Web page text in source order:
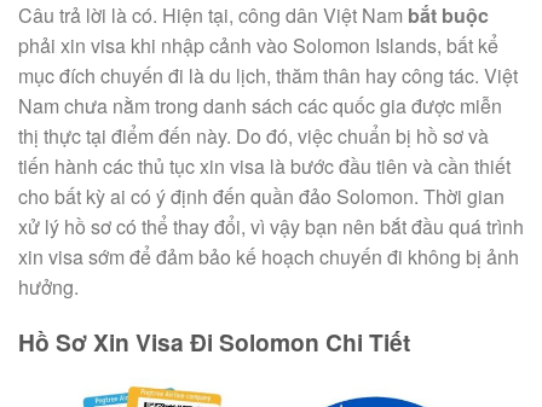
Câu trả lời là có. Hiện tại, công dân Việt Nam bắt buộc
phải xin visa khi nhập cảnh vào Solomon Islands, bất kể
mục đích chuyến đi là du lịch, thăm thân hay công tác. Việt
Nam chưa nằm trong danh sách các quốc gia được miễn
thị thực tại điểm đến này. Do đó, việc chuẩn bị hồ sơ và
tiến hành các thủ tục xin visa là bước đầu tiên và cần thiết
cho bất kỳ ai có ý định đến quần đảo Solomon. Thời gian
xử lý hồ sơ có thể thay đổi, vì vậy bạn nên bắt đầu quá trình
xin visa sớm để đảm bảo kế hoạch chuyến đi không bị ảnh
hưởng.
Hồ Sơ Xin Visa Đi Solomon Chi Tiết